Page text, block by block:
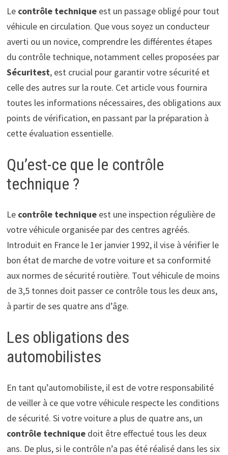
Le contrôle techniqueest un passage obligé pour tout
véhicule en circulation. Que vous soyez un conducteur
averti ou un novice, comprendre les différentes étapes
du contrôle technique, notamment celles proposées par
Sécuritest, est crucial pour garantir votre sécurité et
celle des autres sur la route. Cet article vous fournira
toutes les informations nécessaires, des obligations aux
points de vérification, en passant par la préparation à
cette évaluation essentielle.
Qu’est-ce que le contrôle
technique ?
Le contrôle techniqueest une inspection régulière de
votre véhicule organisée par des centres agréés.
Introduit en France le 1er janvier 1992, il vise à vérifier le
bon état de marche de votre voiture et sa conformité
aux normes de sécurité routière. Tout véhicule de moins
de 3,5 tonnes doit passer ce contrôle tous les deux ans,
à partir de ses quatre ans d’âge.
Les obligations des
automobilistes
En tant qu’automobiliste, il est de votre responsabilité
de veiller à ce que votre véhicule respecte les conditions
de sécurité. Si votre voiture a plus de quatre ans, un
contrôle techniquedoit être effectué tous les deux
ans. De plus, si le contrôle n’a pas été réalisé dans les six